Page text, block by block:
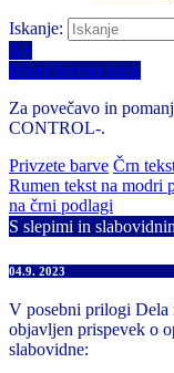
Iskanje:
A+
Izberi barvno temo
Za povečavo in
CONTROL-.
Privzete barve Črn
Rumen tekst na modri
na črni podlagi
S slepimi in
04.9. 2023
V posebni prilogi Dela
objavljen prispevek o
slabovidne: